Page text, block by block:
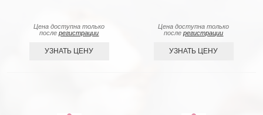
Цена доступна только
послерегистрации
УЗНАТЬ ЦЕНУ
Цена доступна только
послерегистрации
УЗНАТЬ ЦЕНУ